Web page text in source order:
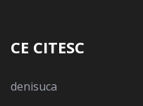
CE CITESC
denisuca